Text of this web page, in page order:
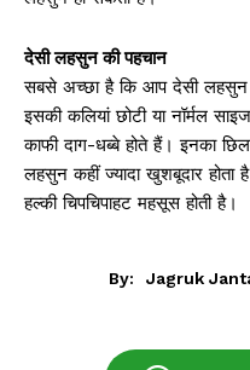
देसी लहसुन की पहचान
सबसे अच्छा है कि आप देसी लहसुन
इसकी कलियां छोटी या नॉर्मल
काफी दाग-धब्बे होते हैं। इनका
लहसुन कहीं ज्यादा खुशबूदार
हल्की चिपचिपाहट महसूस होती है।
By: Jagruk